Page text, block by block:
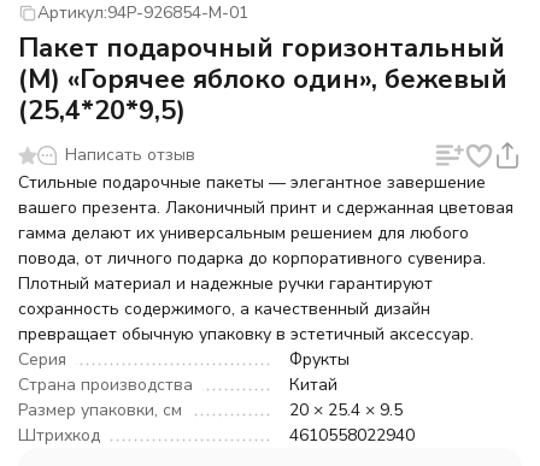
Артикул:94P-926854-M-01
Пакет подарочный горизонтальный
(М) «Горячее яблоко один», бежевый
(25,4*20*9,5)
Написать отзыв
Стильные подарочные пакеты — элегантное завершение
вашего презента. Лаконичный принт и сдержанная цветовая
гамма делают их универсальным решением для любого
повода, от личного подарка до корпоративного сувенира.
Плотный материал и надежные ручки гарантируют
сохранность содержимого, а качественный дизайн
превращает обычную упаковку в эстетичный аксессуар.
Серия
Фрукты
Страна производства
Китай
Размер упаковки, см
20 × 25.4 × 9.5
Штрихкод
4610558022940